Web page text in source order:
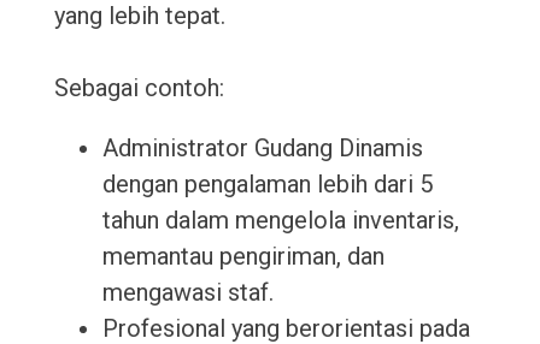
yang lebih tepat.
Sebagai contoh:
Administrator Gudang Dinamis
dengan pengalaman lebih dari 5
tahun dalam mengelola inventaris,
memantau pengiriman, dan
mengawasi staf.
Profesional yang berorientasi pada